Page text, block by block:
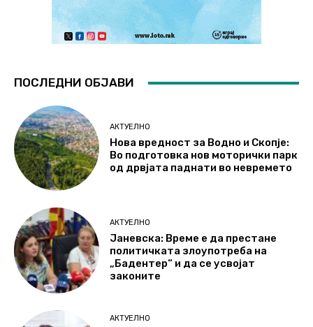
ПОСЛЕДНИ ОБЈАВИ
АКТУЕЛНО
Нова вредност за Водно и Скопје:
Во подготовка нов моторички парк
од дрвјата паднати во невремето
АКТУЕЛНО
Јаневска: Време е да престане
политичката злоупотреба на
„Бадентер“ и да се усвојат
законите
АКТУЕЛНО